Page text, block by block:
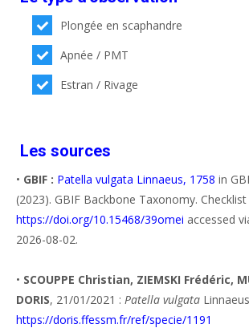
Plongée en scaphandre
Apnée / PMT
Estran / Rivage
Les sources
• GBIF : Patella vulgata Linnaeus, 1758 in
(2023). GBIF Backbone Taxonomy.
https://doi.org/10.15468/39omei accessed
2026-08-02.
• SCOUPPE Christian, ZIEMSKI Frédéric,
DORIS, 21/01/2021 : Patella vulgata
https://doris.ffessm.fr/ref/specie/1191